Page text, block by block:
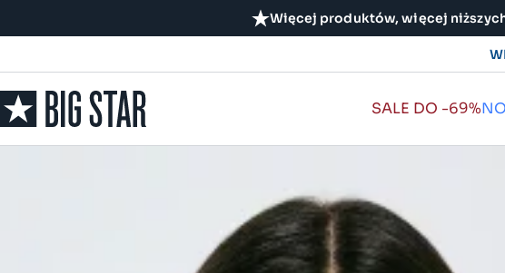
Więcej produktów, więcej
SALE DO -69%